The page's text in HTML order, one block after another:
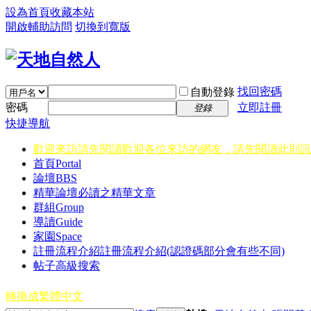
設為首頁收藏本站
開啟輔助訪問 切換到寬版
自動登錄 找回密碼
密碼
登錄
立即註冊
快捷導航
歡迎來訪請先閱讀歡迎各位來訪的網友，請先閱讀此則
首頁Portal
論壇BBS
精華論壇必讀之精華文章
群組Group
導讀Guide
家園 Space
註冊流程介紹註冊流程介紹(認證碼部分會有些不同)
帖子高級搜索
轉換成繁體中文